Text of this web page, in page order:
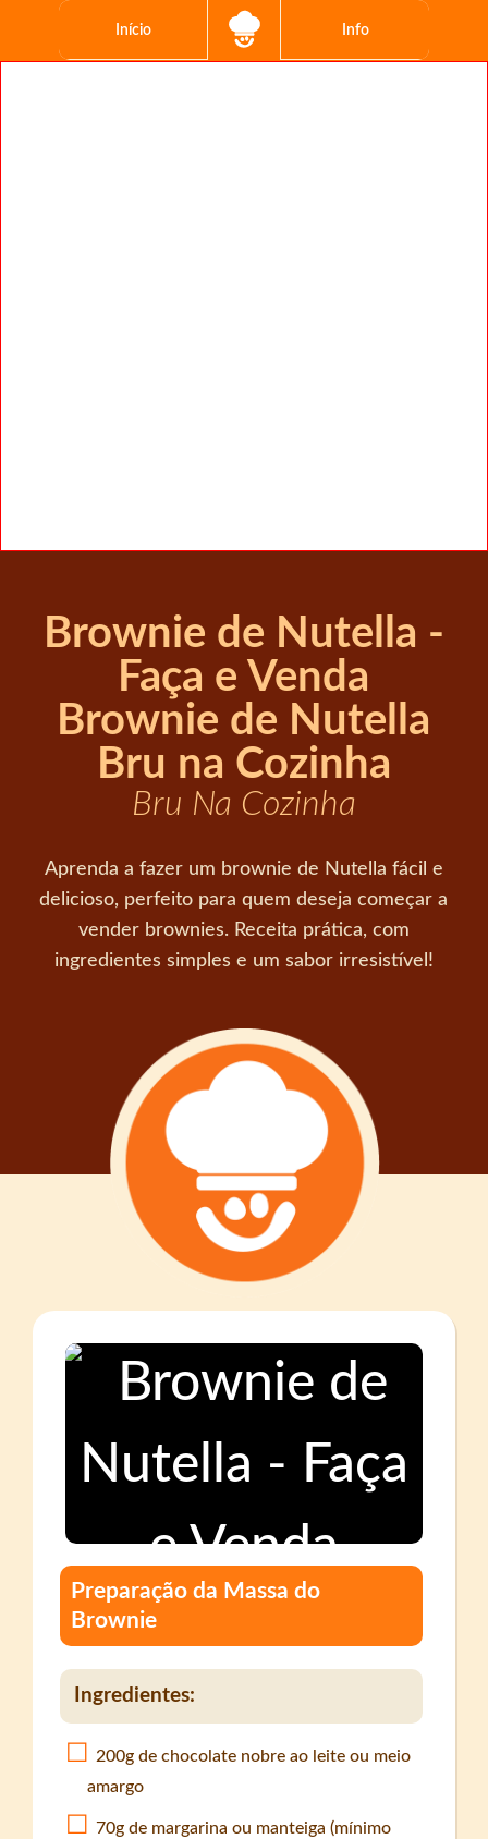
Início Info
Brownie de Nutella -
Faça e Venda
Brownie de Nutella
Bru na Cozinha
Bru Na Cozinha
Aprenda a fazer um brownie de Nutella fácil e
delicioso, perfeito para quem deseja começar a
vender brownies. Receita prática, com
ingredientes simples e um sabor irresistível!
Preparação da Massa do
Brownie
Ingredientes:
200g de chocolate nobre ao leite ou meio
amargo
70g de margarina ou manteiga (mínimo